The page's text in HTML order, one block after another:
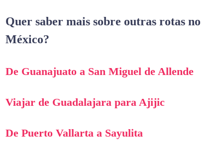
Quer saber mais sobre outras rotas no
México?
De Guanajuato a San Miguel de Allende
Viajar de Guadalajara para Ajijic
De Puerto Vallarta a Sayulita